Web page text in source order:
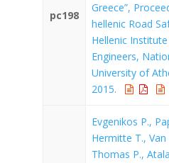
pc198
Greece”,
hellenic Road
Hellenic
Engineers,
University of
2015.
Evgenikos P.,
Hermitte T., Van
Thomas P.,